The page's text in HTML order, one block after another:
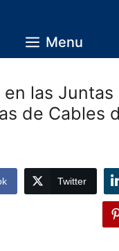
Menu
en las Juntas
de Cables
Twitter